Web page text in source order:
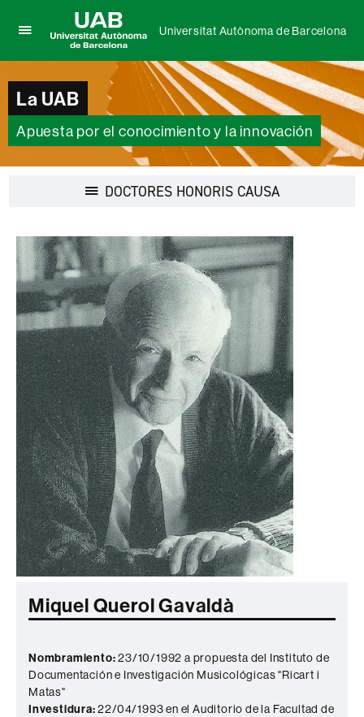
aquí
para
desplegar
el
menú
de
Autònoma
de
Universitat Autònoma de Barcelona
La UAB
Apuesta por el conocimiento y la innovación
DOCTORES HONORIS CAUSA
Miquel Querol Gavaldà
Nombramiento:23/10/1992 a propuesta del Instituto de
Documentación e Investigación Musicológicas "Ricart i
Matas"
Investidura:22/04/1993 en el Auditorio de la Facultad de